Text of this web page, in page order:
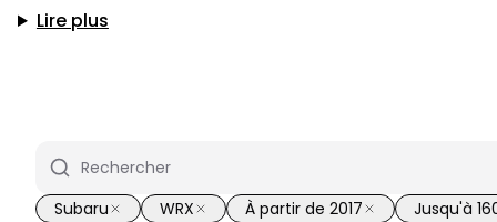
Lire plus
Subaru WRX À partir de 2017 Jusqu'à